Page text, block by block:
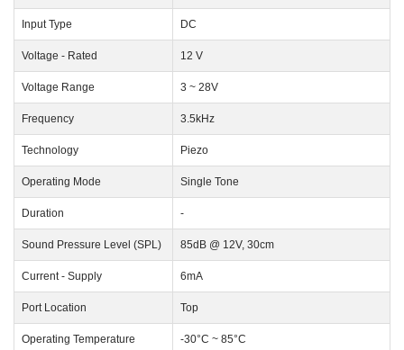
Input Type DC
Voltage - Rated 12 V
Voltage Range 3 ~ 28V
Frequency 3.5kHz
Technology Piezo
Operating Mode Single Tone
Duration -
Sound Pressure Level (SPL) 85dB @ 12V, 30cm
Current - Supply 6mA
Port Location Top
Operating Temperature -30°C ~ 85°C